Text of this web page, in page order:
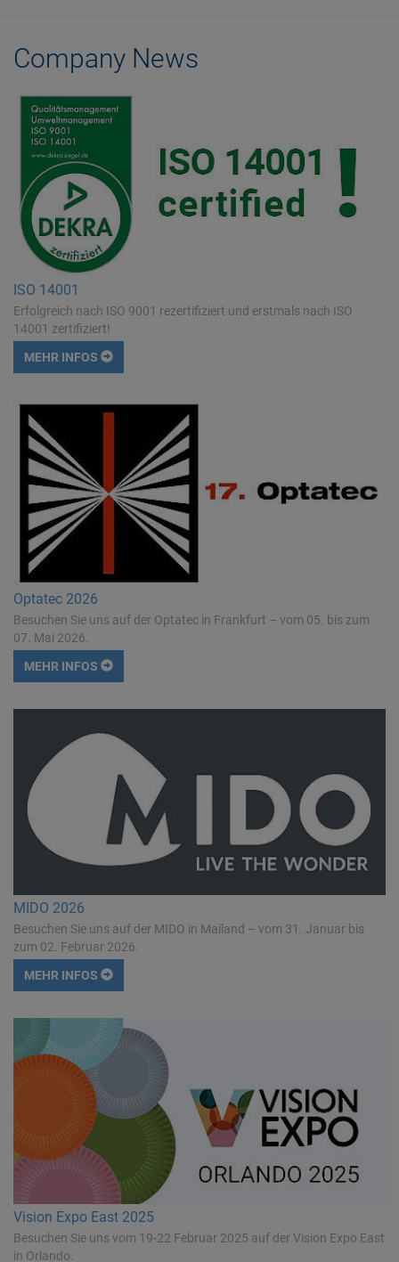
Company News
ISO 14001
Erfolgreich nach ISO 9001 rezertifiziert und erstmals nach ISO
14001 zertifiziert!
MEHR INFOS
Optatec 2026
Besuchen Sie uns auf der Optatec in Frankfurt – vom 05. bis zum
07. Mai 2026.
MEHR INFOS
MIDO 2026
Besuchen Sie uns auf der MIDO in Mailand – vom 31. Januar bis
zum 02. Februar 2026.
MEHR INFOS
Vision Expo East 2025
Besuchen Sie uns vom 19-22 Februar 2025 auf der Vision Expo East
in Orlando.